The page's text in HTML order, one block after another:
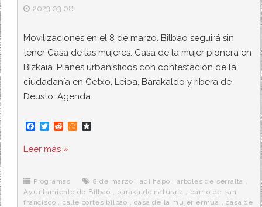
2023.03.08
Movilizaciones en el 8 de marzo. Bilbao seguirá sin
tener Casa de las mujeres. Casa de la mujer pionera en
Bizkaia. Planes urbanísticos con contestación de la
ciudadanía en Getxo, Leioa, Barakaldo y ribera de
Deusto. Agenda
F
c
e
o
k
T
i
t
r
R
d
M
e
r
a
Leer más »
Programas 8 de marzo ,adi hapo , arboles de serralta ,
Ayuntamiento de Bilbao , barakaldo naturala , barrio de san
francisco , calle cortes bilbao ,casa de la mujer ermua ,casa de